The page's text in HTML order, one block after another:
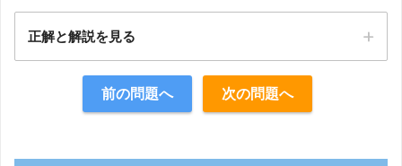
正解と解説を見る
前の問題へ 次の問題へ